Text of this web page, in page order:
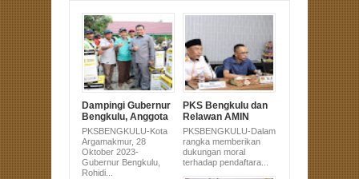
Dampingi Gubernur
Bengkulu, Anggota
DPRD Sujono Hadir
di Pembagian
Alsintan untuk
Masyarakat
Bengkulu Utara
PKSBENGKULU-Kota
Argamakmur, 28
Oktober 2023-
Gubernur Bengkulu,
Rohidi...
PKS Bengkulu dan
Relawan AMIN
Serahkan Dukungan
Pasangan Anies-
Muhaimin Ke KPU
PKSBENGKULU-Dalam
rangka memberikan
dukungan moral
terhadap pendaftara...